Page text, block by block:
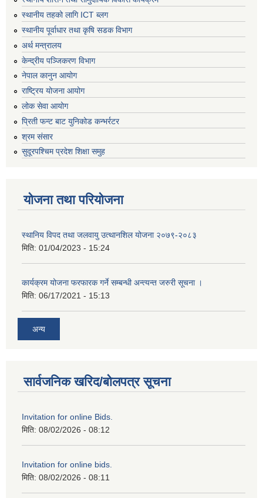
स्थानीय तहको लागि ICT ब्लग
स्थानीय पूर्वाधार तथा कृषि सडक विभाग
अर्थ मन्त्रालय
केन्द्रीय पञ्जिकरण विभाग
नेपाल कानुन आयोग
राष्ट्रिय योजना आयोग
लोक सेवा आयोग
प्रिती फन्ट बाट युनिकोड कन्भर्रटर
श्रम संसार
सुदूरपश्चिम प्रदेश शिक्षा समुह
योजना तथा परियोजना
स्थानिय विपद तथा जलवायु उत्थानशिल योजना २०७९-२०८३
मिति: 01/04/2023 - 15:24
कार्यक्रम योजना फरफारक गर्ने सम्बन्धी अन्त्यन्त जरुरी सूचना ।
मिति: 06/17/2021 - 15:13
अन्य
सार्वजनिक खरिद/बोलपत्र सूचना
Invitation for online Bids.
मिति: 08/02/2026 - 08:12
Invitation for online bids.
मिति: 08/02/2026 - 08:11